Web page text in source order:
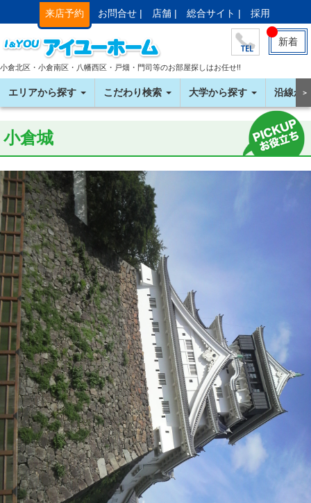
来店予約 お問合せ | 店舗 | 総合サイト | 採用
新着
小倉北区・小倉南区・八幡西区・戸畑・門司等のお部屋探しはお任せ!!
エリアから探す こだわり検索 大学から探す 沿線か＞
小倉城